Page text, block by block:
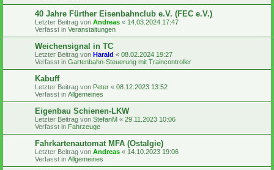
40 Jahre Fürther Eisenbahnclub e.V. (FEC e.V.)
Letzter Beitrag von Andreas « 14.03.2024 17:47
Verfasst in Veranstaltungen
Weichensignal in TC
Letzter Beitrag von Harald « 08.02.2024 19:27
Verfasst in Gartenbahn-Steuerung mit Traincontroller
Kabuff
Letzter Beitrag von Peter « 08.12.2023 13:52
Verfasst in Allgemeines
Eigenbau Schienen-LKW
Letzter Beitrag von StefanM « 29.11.2023 10:06
Verfasst in Fahrzeuge
Fahrkartenautomat MFA (Ostalgie)
Letzter Beitrag von Andreas « 14.10.2023 19:06
Verfasst in Allgemeines